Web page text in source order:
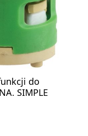
do
SIMPLE